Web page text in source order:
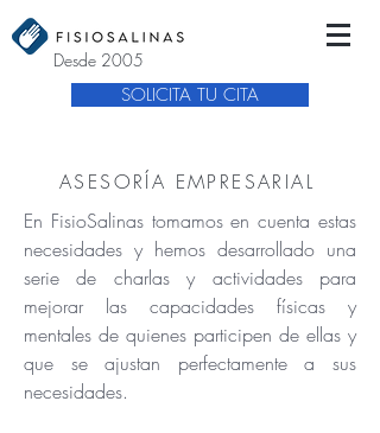
Desde 2005
SOLICITA TU CITA
ASESORÍA EMPRESARIAL
En FisioSalinas tomamos en cuenta estas
necesidades y hemos desarrollado una
serie de charlas y actividades para
mejorar las capacidades físicas y
mentales de quienes participen de ellas y
que se ajustan perfectamente a sus
necesidades.